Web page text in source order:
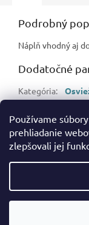
Používame
prehliadanie
zlepšovali jej
Podrobný
Náplň vhodný aj
Dodatočné
Kategória:
EAN: